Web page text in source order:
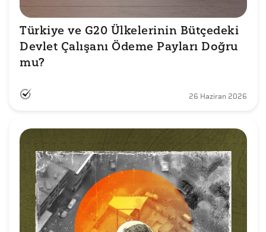
Türkiye ve G20 Ülkelerinin Bütçedeki
Devlet Çalışanı Ödeme Payları Doğru
mu?
26 Haziran 2026